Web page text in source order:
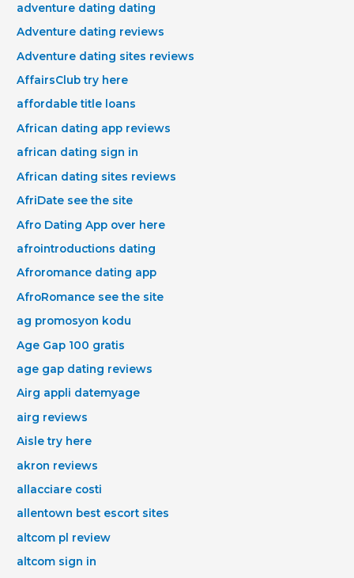
adventure dating dating
Adventure dating reviews
Adventure dating sites reviews
AffairsClub try here
affordable title loans
African dating app reviews
african dating sign in
African dating sites reviews
AfriDate see the site
Afro Dating App over here
afrointroductions dating
Afroromance dating app
AfroRomance see the site
ag promosyon kodu
Age Gap 100 gratis
age gap dating reviews
Airg appli datemyage
airg reviews
Aisle try here
akron reviews
allacciare costi
allentown best escort sites
altcom pl review
altcom sign in